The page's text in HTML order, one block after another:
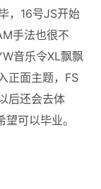
，16号JS开始
手法也很不
音乐令XL飘飘
正面主题，FS
后还会去体
可以毕业。